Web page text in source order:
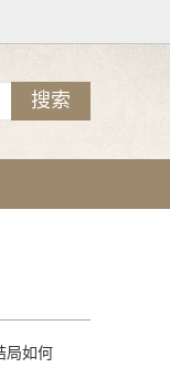
局如何